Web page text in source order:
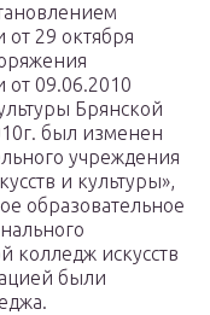
29 октября
от 09.06.2010
Брянской
был изменен
учреждения
и культуры»,
образовательное
колледж искусств
были